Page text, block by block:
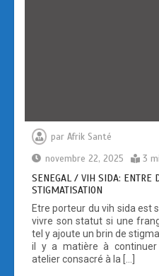
par Afrik Santé
novembre 22, 2025
3
SENEGAL / VIH SIDA: ENTRE
STIGMATISATION
Etre porteur du vih sida
vivre son statut si une
tel y ajoute un brin de
il y a matière à continuer
atelier consacré à la […]